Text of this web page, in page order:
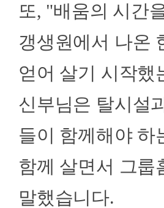
또, "배움의 시간
갱생원에서 나온
얻어 살기 시작했
신부님은 탈시설
들이 함께해야 하
함께 살면서 그룹
말했습니다.